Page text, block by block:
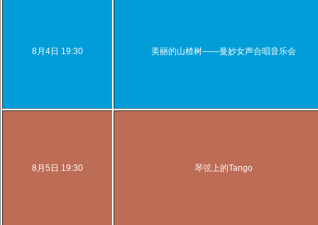
8月4日 19:30 美丽的山楂树——曼妙女声合唱音乐会
8月5日 19:30 琴弦上的Tango